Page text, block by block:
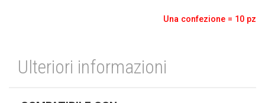
Una confezione = 10 pz
Ulteriori informazioni